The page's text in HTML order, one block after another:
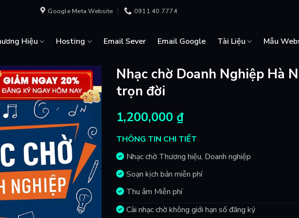
Google Meta Website 0911.40.7774
Hiệu Hosting Email Sever Email Google Tài Liệu Mẫu
Nhạc chờ Doanh Nghiệp Hà
trọn đời
1,200,000 ₫
THÔNG TIN CHI TIẾT
Nhạc chờ Thương hiệu, Doanh nghiệp
Soạn kịch bản miễn phí
Thu âm Miễn phí
Cài nhạc chờ không giới hạn số đăng ký